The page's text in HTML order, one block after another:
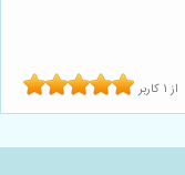
از 1 کاربر